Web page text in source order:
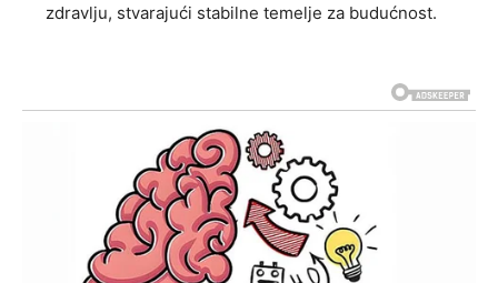
zdravlju, stvarajući stabilne temelje za budućnost.